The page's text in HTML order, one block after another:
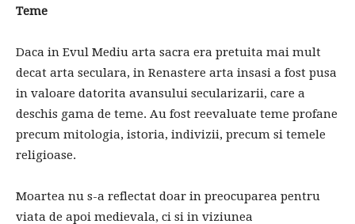
Teme
Daca in Evul Mediu arta sacra era pretuita mai mult
decat arta seculara, in Renastere arta insasi a fost pusa
in valoare datorita avansului secularizarii, care a
deschis gama de teme. Au fost reevaluate teme profane
precum mitologia, istoria, indivizii, precum si temele
religioase.
Moartea nu s-a reflectat doar in preocuparea pentru
viata de apoi medievala, ci si in viziunea